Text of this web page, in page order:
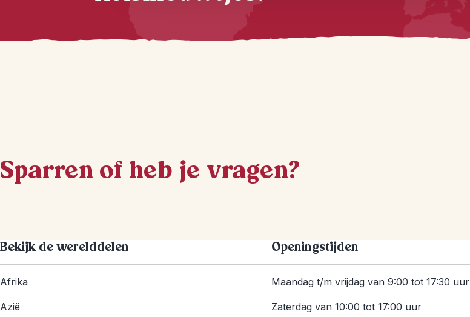
Sparren of heb je vragen?
Bekijk de werelddelen
Afrika
Azië
Openingstijden
Maandag t/m vrijdag van 9:00 tot 17:30 uur
Zaterdag van 10:00 tot 17:00 uur